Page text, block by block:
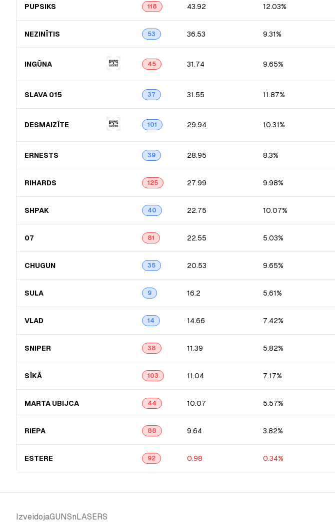
PUPSIKS 118 43.92 12.03%
NEZINĪTIS 53 36.53 9.31%
INGŪNA 45 31.74 9.65%
SLAVA 015 37 31.55 11.87%
DESMAIZĪTE 101 29.94 10.31%
ERNESTS 39 28.95 8.3%
RIHARDS 125 27.99 9.98%
SHPAK 40 22.75 10.07%
07 81 22.55 5.03%
CHUGUN 35 20.53 9.65%
SULA 9 16.2 5.61%
VLAD 14 14.66 7.42%
SNIPER 38 11.39 5.82%
SĪKĀ 103 11.04 7.17%
MARTA UBIJCA 44 10.07 5.57%
RIEPA 88 9.64 3.82%
ESTERE 92 0.98 0.34%
IzveidojaGUNSnLASERS